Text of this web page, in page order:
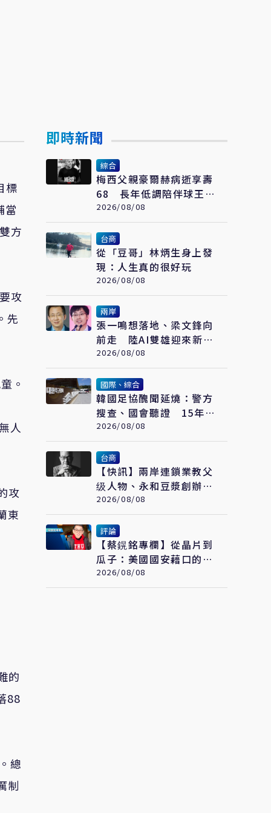
標
當
方
攻
先
。
人
攻
東
的
88
總
制
即時新聞
綜合
梅西父親豪爾赫病逝享壽
68 長年低調陪伴球王走
過職業生涯
2026/08/08
台商
從「豆哥」林炳生身上發
現：人生真的很好玩
2026/08/08
兩岸
張一鳴想落地、梁文鋒向
前走 陸AI雙雄迎來新一
輪選擇
2026/08/08
國際、綜合
韓國足協醜聞延燒：警方
搜查、國會聽證 15年前
「不當招待」疑雲重見天
日
2026/08/08
台商
【快訊】兩岸連鎖業教父
级人物、永和豆漿創辦人
林炳生食道癌病逝 享年
70歲
2026/08/08
評論
【蔡鎤銘專欄】從晶片到
瓜子：美國國安藉口的荒
誕鬧劇
2026/08/08